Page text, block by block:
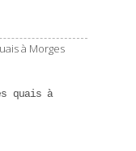
quais à